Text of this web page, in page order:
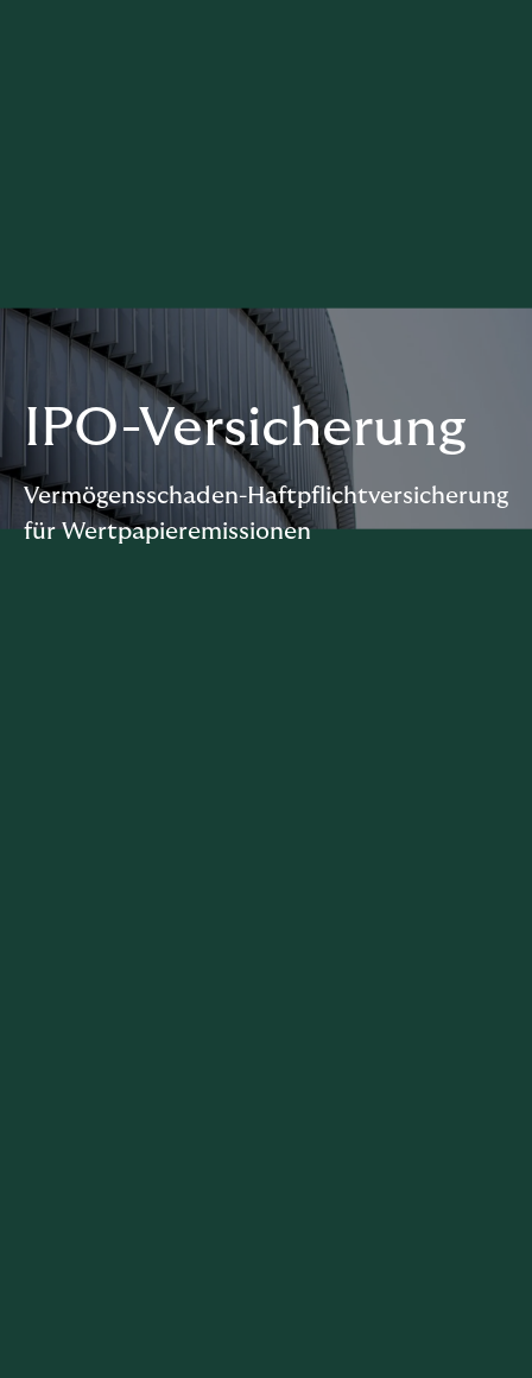
IPO-Versicherung
Vermögensschaden-Haftpflichtversicherung
für Wertpapieremissionen